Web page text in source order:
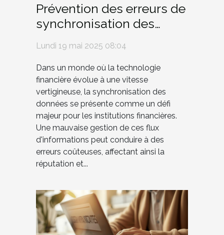
Prévention des erreurs de
synchronisation des
écosystèmes financiers
Lundi 19 mai 2025 08:04
Dans un monde où la technologie
financière évolue à une vitesse
vertigineuse, la synchronisation des
données se présente comme un défi
majeur pour les institutions financières.
Une mauvaise gestion de ces flux
d'informations peut conduire à des
erreurs coûteuses, affectant ainsi la
réputation et...